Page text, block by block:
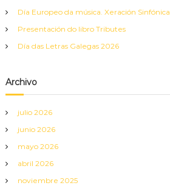
Día Europeo da música. Xeración Sinfónica
Presentación do libro Tributes
Día das Letras Galegas 2026
Archivo
julio 2026
junio 2026
mayo 2026
abril 2026
noviembre 2025